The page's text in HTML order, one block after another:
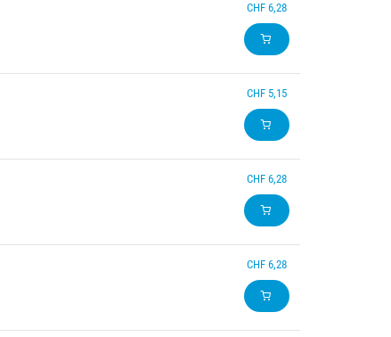
CHF 6,28
CHF 5,15
CHF 6,28
CHF 6,28